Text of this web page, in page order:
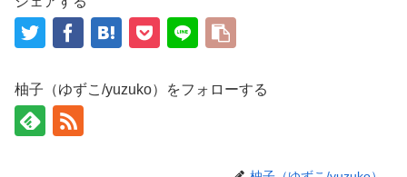
柚子（ゆずこ/yuzuko）をフォローする